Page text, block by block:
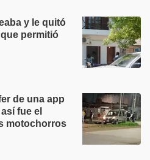
y le quitó
permitió
de una app
fue el
motochorros